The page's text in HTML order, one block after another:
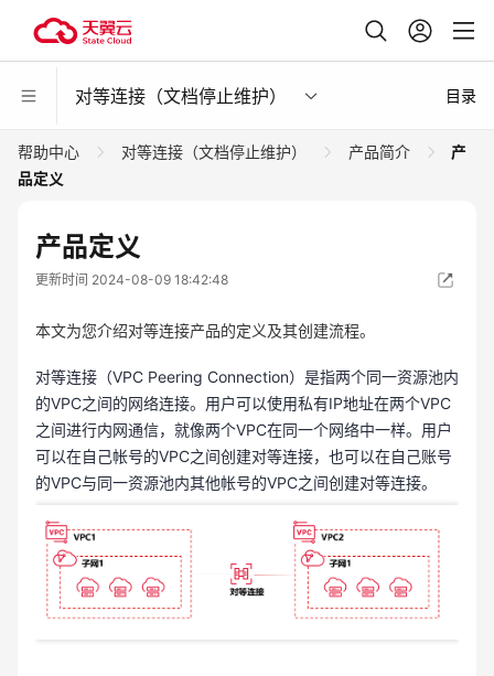
对等连接（文档停止维护） 目录
帮助中心 对等连接（文档停止维护） 产品简介
产
品定义
产品定义
更新时间 2024-08-09 18:42:48
本文为您介绍对等连接产品的定义及其创建流程。
对等连接（VPC Peering Connection）是指两个同一资源池内
的VPC之间的网络连接。用户可以使用私有IP地址在两个VPC
之间进行内网通信，就像两个VPC在同一个网络中一样。用户
可以在自己帐号的VPC之间创建对等连接，也可以在自己账号
的VPC与同一资源池内其他帐号的VPC之间创建对等连接。